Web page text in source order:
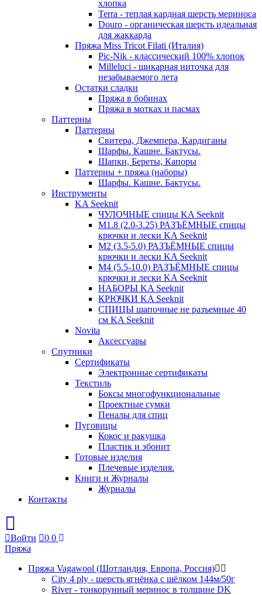
хлопка
Terra - теплая кардная шерсть мериноса
Douro - органическая шерсть идеальная
для жаккарда
Пряжа Miss Tricot Filati (Италия)
Pic-Nik - классический 100% хлопок
Milleluci - шикарная ниточка для
незабываемого лета
Остатки сладки
Пряжа в бобинах
Пряжа в мотках и пасмах
Паттерны
Паттерны
Свитера, Джемпера, Кардиганы
Шарфы. Кашне. Бактусы.
Шапки, Береты, Капоры
Паттерны + пряжа (наборы)
Шарфы. Кашне. Бактусы.
Инструменты
KA Seeknit
ЧУЛОЧНЫЕ спицы KA Seeknit
М1.8 (2.0-3.25) РАЗЪЁМНЫЕ спицы
крючки и лески KA Seeknit
М2 (3.5-5.0) РАЗЪЁМНЫЕ спицы
крючки и лески KA Seeknit
М4 (5.5-10.0) РАЗЪЁМНЫЕ спицы
крючки и лески KA Seeknit
НАБОРЫ KA Seeknit
КРЮЧКИ KA Seeknit
СПИЦЫ шапочные не разъемные 40
см KA Seeknit
Novita
Аксессуары
Спутники
Сертификаты
Электронные сертификаты
Текстиль
Боксы многофункциональные
Проектные сумки
Пеналы для спиц
Пуговицы
Кокос и ракушка
Пластик и эбонит
Готовые изделия
Плечевые изделия.
Книги и Журналы
Журналы
Контакты
Войти 0 0
Пряжа
Пряжа Vagawool (Шотландия, Европа, Россия)
City 4 ply - шерсть ягнёнка с шёлком 144м/50г
River - тонкорунный меринос в толщине DK